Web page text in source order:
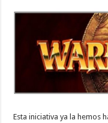
Esta iniciativa ya la hemos